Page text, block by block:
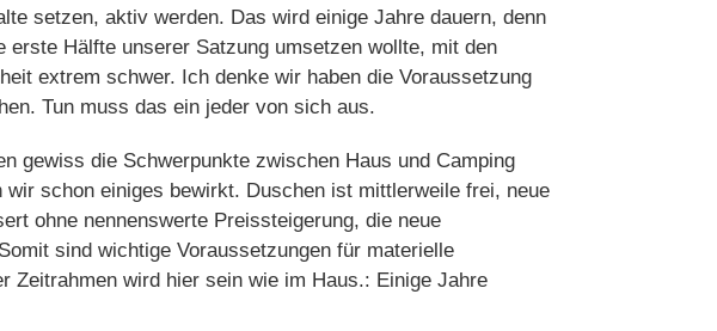
setzen, aktiv werden. Das wird einige Jahre dauern, denn
Hälfte unserer Satzung umsetzen wollte, mit den
extrem schwer. Ich denke wir haben die Voraussetzung
Tun muss das ein jeder von sich aus.
gewiss die Schwerpunkte zwischen Haus und Camping
schon einiges bewirkt. Duschen ist mittlerweile frei, neue
ohne nennenswerte Preissteigerung, die neue
sind wichtige Voraussetzungen für materielle
Zeitrahmen wird hier sein wie im Haus.: Einige Jahre